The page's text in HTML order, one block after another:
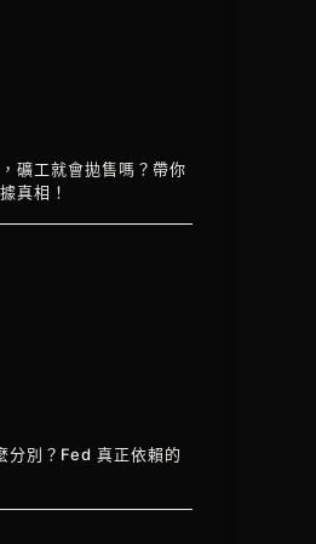
礦工就會拋售嗎？帶你
真相！
分別？Fed 真正依賴的